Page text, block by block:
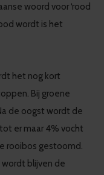
woord voor ‘rood
wordt is het
het nog kort
Bij groene
de oogst wordt de
er maar 4% vocht
rooibos gestoomd.
blijven de